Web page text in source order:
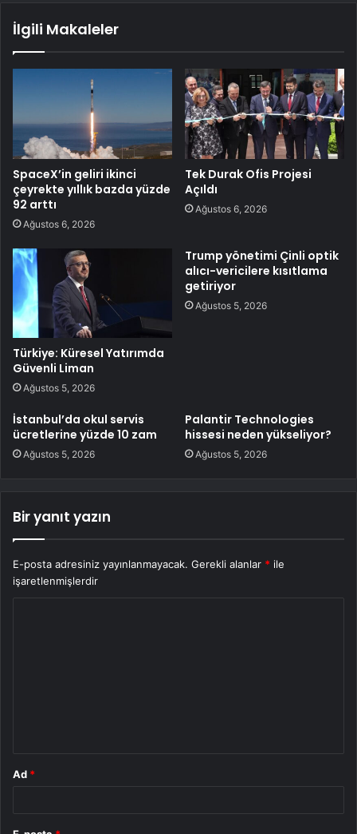
İlgili Makaleler
SpaceX’in geliri ikinci
çeyrekte yıllık bazda yüzde
92 arttı
Ağustos 6, 2026
Tek Durak Ofis Projesi
Açıldı
Ağustos 6, 2026
Türkiye: Küresel Yatırımda
Güvenli Liman
Ağustos 5, 2026
Trump yönetimi Çinli optik
alıcı-vericilere kısıtlama
getiriyor
Ağustos 5, 2026
İstanbul’da okul servis
ücretlerine yüzde 10 zam
Ağustos 5, 2026
Palantir Technologies
hissesi neden yükseliyor?
Ağustos 5, 2026
Bir yanıt yazın
E-posta adresiniz yayınlanmayacak. Gerekli alanlar * ile
işaretlenmişlerdir
Ad *